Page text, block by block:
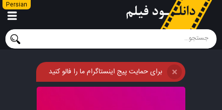
Persian
برای حمایت پیج اینستاگرام ما را فالو کنید ❌